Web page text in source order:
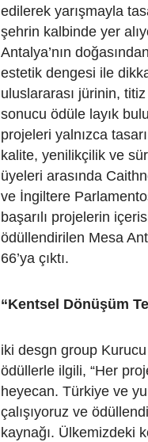
edilerek yarışmayla
şehrin kalbinde yer
Antalya’nın
estetik dengesi ile
uluslararası jürinin,
sonucu ödüle layık
projeleri yalnızca
kalite, yenilikçilik ve
üyeleri arasında
ve İngiltere
başarılı projelerin
ödüllendirilen Mesa
66’ya çıktı.
“Kentsel Dönüşüm
iki desgn group
ödüllerle ilgili, “Her
heyecan. Türkiye ve
çalışıyoruz ve
kaynağı. Ülkemizdeki